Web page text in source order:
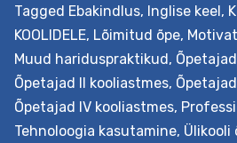
Tagged Ebakindlus, Inglise keel,
KOOLIDELE, Lõimitud õpe,
Muud hariduspraktikud,
Õpetajad II kooliastmes,
Õpetajad IV kooliastmes,
Tehnoloogia kasutamine, Ülikooli